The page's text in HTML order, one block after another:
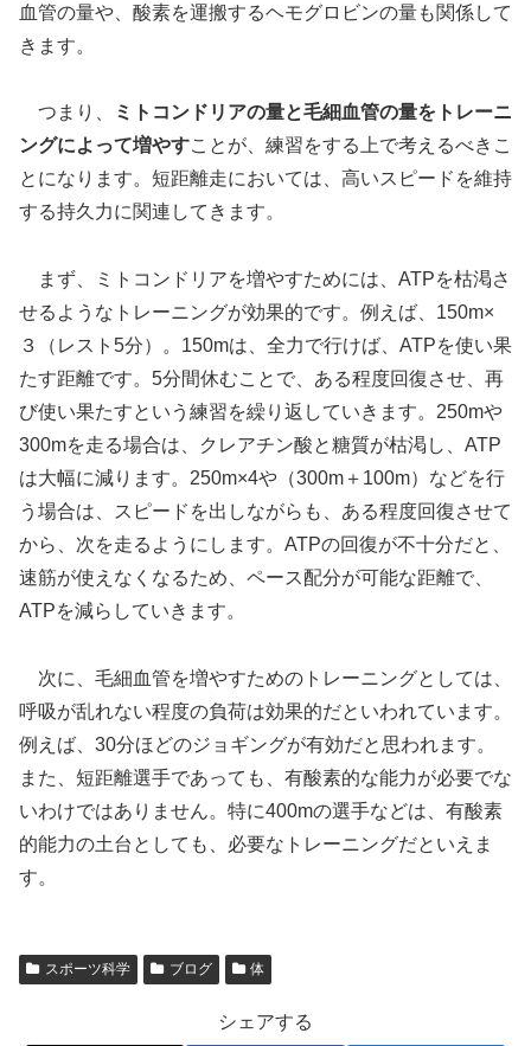
血管の量や、酸素を運搬するヘモグロビンの量も関係して
きます。
つまり、
ミトコンドリアの量と毛細血管の量をトレーニ
ングによって増やすことが、練習をする上で考えるべきこ
とになります。短距離走においては、高いスピードを維持
する持久力に関連してきます。
まず、ミトコンドリアを増やすためには、ATPを枯渇さ
せるようなトレーニングが効果的です。例えば、150m×
３（レスト5分）。150mは、全力で行けば、ATPを使い果
たす距離です。5分間休むことで、ある程度回復させ、再
び使い果たすという練習を繰り返していきます。250mや
300mを走る場合は、クレアチン酸と糖質が枯渇し、ATP
は大幅に減ります。250m×4や（300m＋100m）などを行
う場合は、スピードを出しながらも、ある程度回復させて
から、次を走るようにします。ATPの回復が不十分だと、
速筋が使えなくなるため、ペース配分が可能な距離で、
ATPを減らしていきます。
次に、毛細血管を増やすためのトレーニングとしては、
呼吸が乱れない程度の負荷は効果的だといわれています。
例えば、30分ほどのジョギングが有効だと思われます。
また、短距離選手であっても、有酸素的な能力が必要でな
いわけではありません。特に400mの選手などは、有酸素
的能力の土台としても、必要なトレーニングだといえま
す。
スポーツ科学 ブログ 体
シェアする